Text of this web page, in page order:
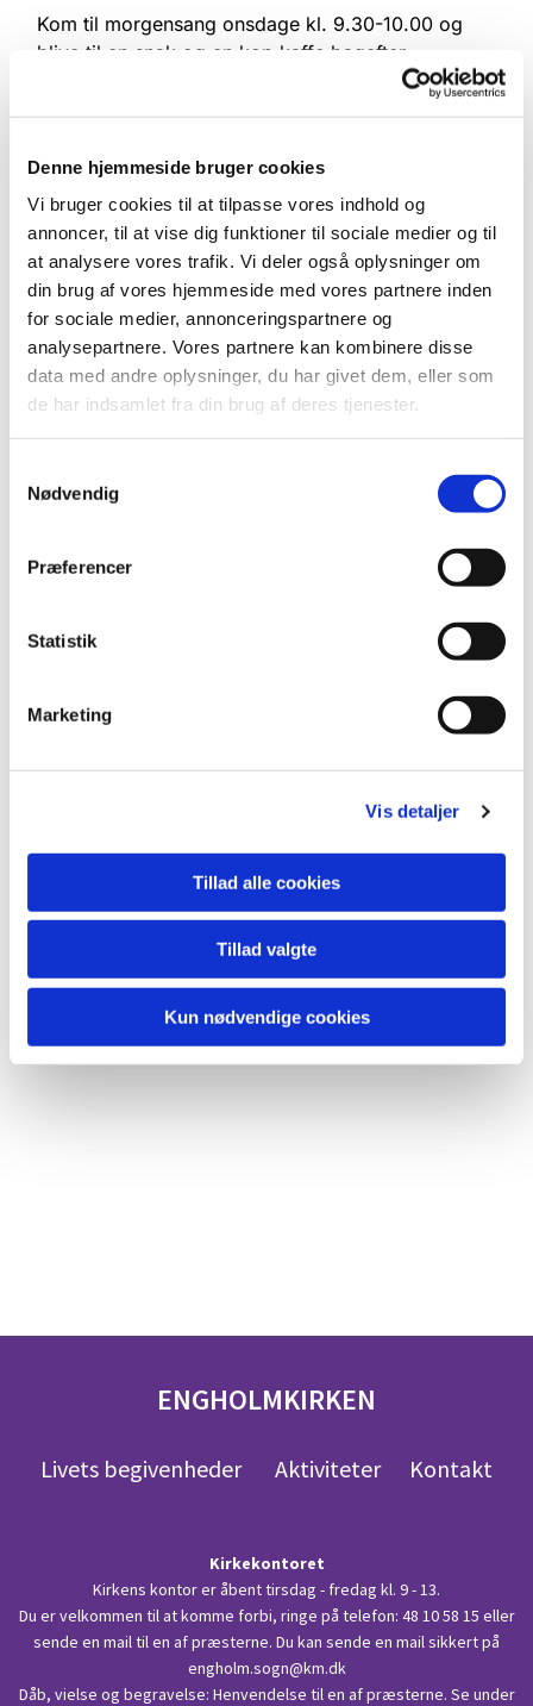
Denne hjemmeside bruger cookies
Vi bruger cookies til at tilpasse vores indhold og
annoncer, til at vise dig funktioner til sociale medier og til
at analysere vores trafik. Vi deler også oplysninger om
din brug af vores hjemmeside med vores partnere inden
for sociale medier, annonceringspartnere og
analysepartnere. Vores partnere kan kombinere disse
data med andre oplysninger, du har givet dem, eller som
de har indsamlet fra din brug af deres tjenester.
Nødvendig
Præferencer
Statistik
Marketing
Vis detaljer
Tillad alle cookies
Tillad valgte
Kun nødvendige cookies
Kom til morgensang onsdage kl. 9.30-10.00 og
blive til en snak og en kop kaffe bagefter.
Du vil måske også kunne
ENGHOLMKIRKEN
Livets begivenheder Aktiviteter Kontakt
Kirkekontoret
Kirkens kontor er åbent tirsdag - fredag kl. 9 - 13.
Du er velkommen til at komme forbi, ringe på telefon: 48 10 58 15 eller
sende en mail til en af præsterne. Du kan sende en mail sikkert på
engholm.sogn@km.dk
Dåb, vielse og begravelse: Henvendelse til en af præsterne. Se under